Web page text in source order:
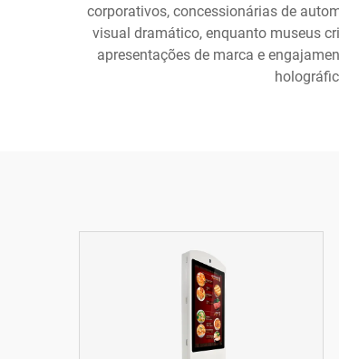
corporativos, concessionárias de
visual dramático, enquanto museus
apresentações de marca e